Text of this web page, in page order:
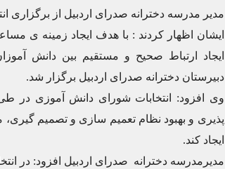
مدیر مدرسه دخترانه صدرای اردبیل از برگزاری
ایشان اظهار کردند : با هدف ایجاد زمینه ی
ایجاد ارتباط صحیح و مستقیم بین دانش
دبیرستان دخترانه صدرای اردبیل برگزار شد.
وی افزود: انتخابات شورای دانش آموزی در
پذیری و بهبود نظام تعمیم سازی و تصمیم گیری،
ایجاد کند.
مدیرمدرسه دخترانه صدرای اردبیل افزود: در